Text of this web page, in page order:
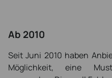
Ab 2010
Seit Juni 2010 haben
Möglichkeit, eine